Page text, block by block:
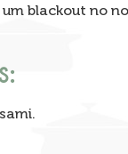
blackout no